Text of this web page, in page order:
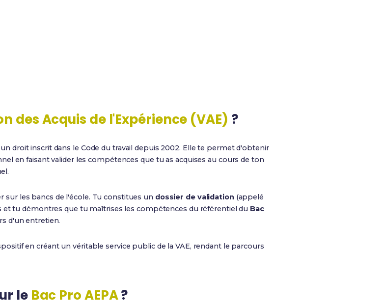
des Acquis de l'Expérience (VAE) ?
droit inscrit dans le Code du travail depuis 2002. Elle te permet d'obtenir
en faisant valider les compétences que tu as acquises au cours de ton
les bancs de l'école. Tu constitues un dossier de validation (appelé
et tu démontres que tu maîtrises les compétences du référentiel du Bac
d'un entretien.
en créant un véritable service public de la VAE, rendant le parcours
le Bac Pro AEPA?